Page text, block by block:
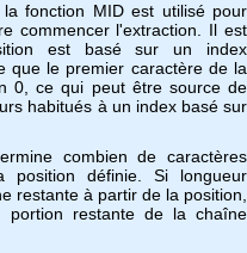
fonction MID est utilisé pour
commencer l'extraction. Il est
est basé sur un index
que le premier caractère de la
0, ce qui peut être source de
habitués à un index basé sur
combien de caractères
définie. Si longueur
restante à partir de la position,
portion restante de la chaîne